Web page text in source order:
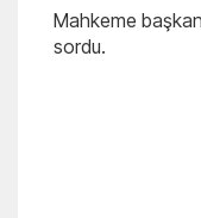
Mahkeme
sordu.